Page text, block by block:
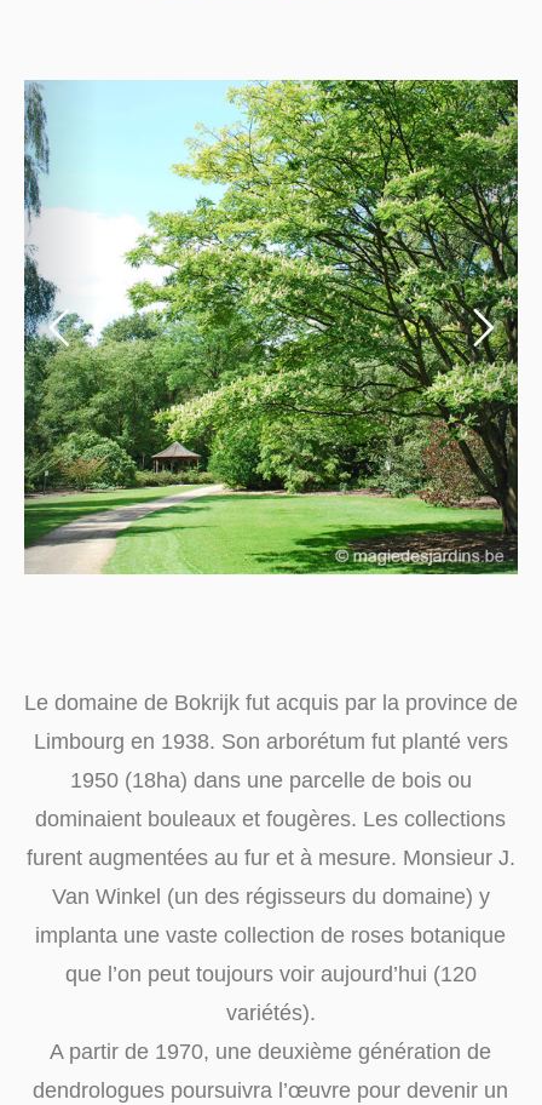
Le domaine de Bokrijk fut acquis par la province de
Limbourg en 1938. Son arborétum fut planté vers
1950 (18ha) dans une parcelle de bois ou
dominaient bouleaux et fougères. Les collections
furent augmentées au fur et à mesure. Monsieur J.
Van Winkel (un des régisseurs du domaine) y
implanta une vaste collection de roses botanique
que l’on peut toujours voir aujourd’hui (120
variétés).
A partir de 1970, une deuxième génération de
dendrologues poursuivra l’œuvre pour devenir un